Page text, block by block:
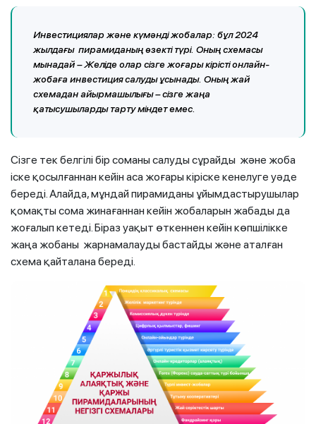
Инвестициялар және күмәнді жобалар: бұл 2024
жылдағы пирамиданың өзекті түрі. Оның схемасы
мынадай – Желіде олар сізге жоғары кірісті онлайн-
жобаға инвестиция салуды ұсынады. Оның жай
схемадан айырмашылығы – сізге жаңа
қатысушыларды тарту міндет емес.
Сізге тек белгілі бір соманы салуды сұрайды және жоба
іске қосылғаннан кейін аса жоғары кіріске кенелуге уәде
береді. Алайда, мұндай пирамиданы ұйымдастырушылар
қомақты сома жинағаннан кейін жобаларын жабады да
жоғалып кетеді. Біраз уақыт өткеннен кейін көпшілікке
жаңа жобаны жарнамалауды бастайды және аталған
схема қайталана береді.